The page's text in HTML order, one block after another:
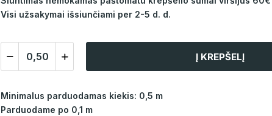
Visi užsakymai išsiunčiami per 2-5 d. d.
Į KREPŠELĮ
Minimalus parduodamas kiekis: 0,5 m
Parduodame po 0,1 m